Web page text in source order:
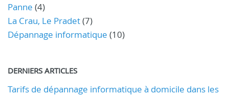
Panne (4)
La Crau, Le Pradet(7)
Dépannage informatique (10)
DERNIERS ARTICLES
Tarifs de dépannage informatique à domicile dans les